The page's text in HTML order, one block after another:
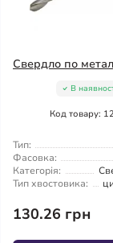
Свердло по
В
Код товару:
Тип:
Фасовка:
Категорія:
Тип хвостовика:
130.26 грн